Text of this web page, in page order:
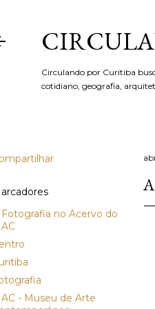
Circulando por Curitiba
cotidiano, geografia,
no Acervo do
- Museu de Arte